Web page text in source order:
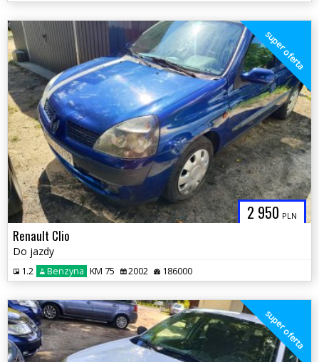
2 950 PLN
super oferta
Renault Clio
Do jazdy
1.2 Benzyna KM 75 2002 186000
super oferta